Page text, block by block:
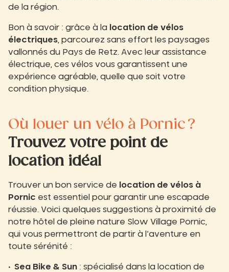
de la région.
Bon à savoir : grâce à la
location de vélos
électriques, parcourez sans effort les paysages
vallonnés du Pays de Retz. Avec leur assistance
électrique, ces vélos vous garantissent une
expérience agréable, quelle que soit votre
condition physique.
Où louer un vélo à Pornic ?
Trouvez votre point de
location idéal
Trouver un bon service de
location de vélos à
Pornic est essentiel pour garantir une escapade
réussie. Voici quelques suggestions à proximité de
notre hôtel de pleine nature Slow Village Pornic,
qui vous permettront de partir à l’aventure en
toute sérénité :
Sea Bike & Sun : spécialisé dans la location de